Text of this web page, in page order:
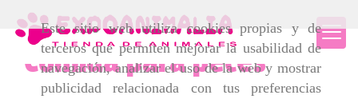
Este sitio web utiliza cookies propias y de
terceros que permiten mejorar la usabilidad de
navegación, analizar el uso de la web y mostrar
publicidad relacionada con tus preferencias
Comida para peces